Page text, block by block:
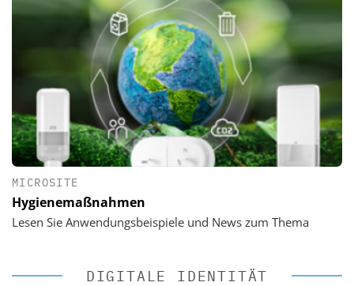
MICROSITE
Hygienemaßnahmen
Lesen Sie Anwendungsbeispiele und News zum Thema
DIGITALE IDENTITÄT